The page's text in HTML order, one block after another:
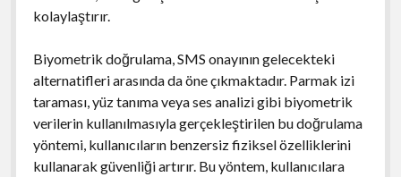
kolaylaştırır.
Biyometrik doğrulama, SMS onayının gelecekteki
alternatifleri arasında da öne çıkmaktadır. Parmak izi
taraması, yüz tanıma veya ses analizi gibi biyometrik
verilerin kullanılmasıyla gerçekleştirilen bu doğrulama
yöntemi, kullanıcıların benzersiz fiziksel özelliklerini
kullanarak güvenliği artırır. Bu yöntem, kullanıcılara